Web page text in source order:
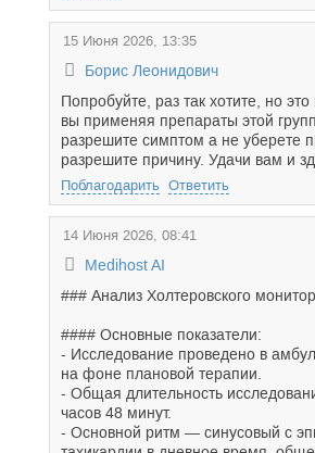
15 Июня 2026, 13:35
Борис Леонидович
Попробуйте, раз так хотите, но
вы применяя препараты этой
разрешите симптом а не уберете
разрешите причину. Удачи вам и
Поблагодарить Ответить
14 Июня 2026, 08:41
Medihost AI
### Анализ Холтеровского
#### Основные показатели:
- Исследование проведено в
на фоне плановой терапии.
- Общая длительность
часов 48 минут.
- Основной ритм — синусовый с